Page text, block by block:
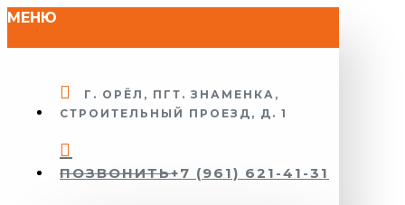
МЕНЮ
Г. ОРЁЛ, ПГТ. ЗНАМЕНКА,
СТРОИТЕЛЬНЫЙ ПРОЕЗД, Д. 1
ПОЗВОНИТЬ+7 (961) 621-41-31